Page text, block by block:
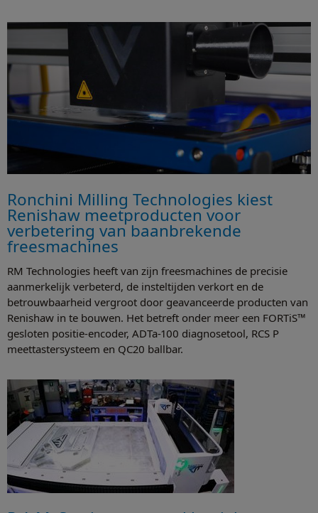
Ronchini Milling Technologies kiest
Renishaw meetproducten voor
verbetering van baanbrekende
freesmachines
RM Technologies heeft van zijn freesmachines de precisie
aanmerkelijk verbeterd, de insteltijden verkort en de
betrouwbaarheid vergroot door geavanceerde producten van
Renishaw in te bouwen. Het betreft onder meer een FORTiS™
gesloten positie-encoder, ADTa-100 diagnosetool, RCS P
meettastersysteem en QC20 ballbar.